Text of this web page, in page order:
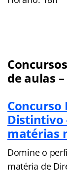
de aulas
Concurso
Distintivo
matérias
Domine o
matéria de